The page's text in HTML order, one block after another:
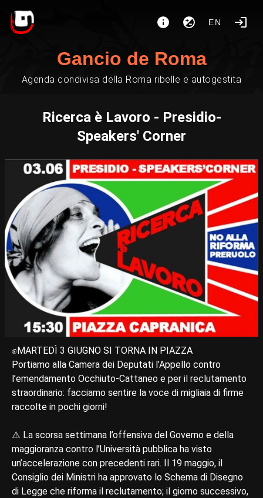
EN
Gancio de Roma
Agenda condivisa della Roma ribelle e autogestita
Ricerca è Lavoro - Presidio-
Speakers' Corner
✊MARTEDÌ 3 GIUGNO SI TORNA IN PIAZZA
Portiamo alla Camera dei Deputati l’Appello contro
l’emendamento Occhiuto-Cattaneo e per il reclutamento
straordinario: facciamo sentire la voce di migliaia di firme
raccolte in pochi giorni!
⚠️ La scorsa settimana l’offensiva del Governo e della
maggioranza contro l’Università pubblica ha visto
un’accelerazione con precedenti rari. Il 19 maggio, il
Consiglio dei Ministri ha approvato lo Schema di Disegno
di Legge che riforma il reclutamento; il giorno successivo,